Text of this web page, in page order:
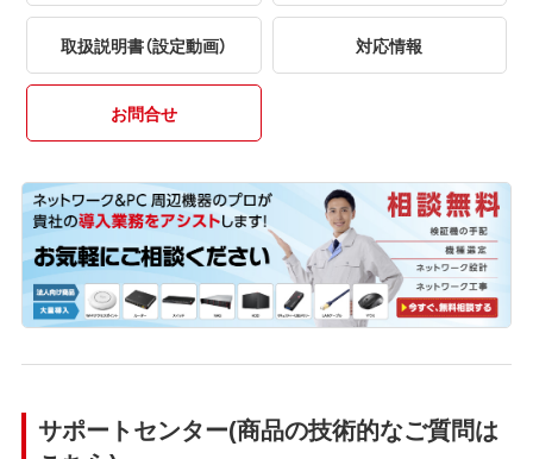
取扱説明書（設定動画） 対応情報
お問合せ
サポートセンター(商品の技術的なご質問は